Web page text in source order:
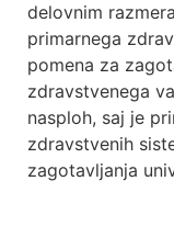
delovnim
primarnega
pomena za
zdravstvenega
nasploh, saj je
zdravstvenih
zagotavljanja